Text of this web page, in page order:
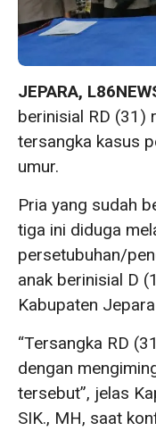
JEPARA,
berinisial RD (31)
tersangka kasus
umur.
Pria yang sudah
tiga ini diduga
persetubuhan/
anak berinisial D
Kabupaten
“Tersangka RD
dengan
tersebut”, jelas
SIK., MH, saat